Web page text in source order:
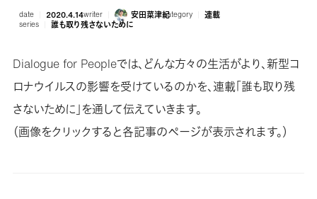
date 2020.4.14writer 安田菜津紀category 連載
series 誰も取り残さないために
Dialogue for Peopleでは、どんな方々の生活がより、新型コ
ロナウイルスの影響を受けているのかを、連載「誰も取り残
さないために」を通して伝えていきます。
（画像をクリックすると各記事のページが表示されます。）